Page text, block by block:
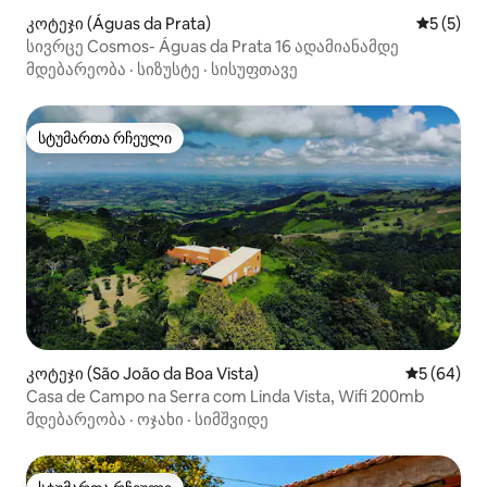
კოტეჯი (Águas da Prata)
5 (5)
სივრცე Cosmos- Águas da Prata 16 ადამიანამდე
მდებარეობა · სიზუსტე · სისუფთავე
სტუმართა რჩეული
სტუმართა რჩეული
კოტეჯი (São João da Boa Vista) საშუალო
5 (64)
Casa de Campo na Serra com Linda Vista, Wifi 200mb
მდებარეობა · ოჯახი · სიმშვიდე